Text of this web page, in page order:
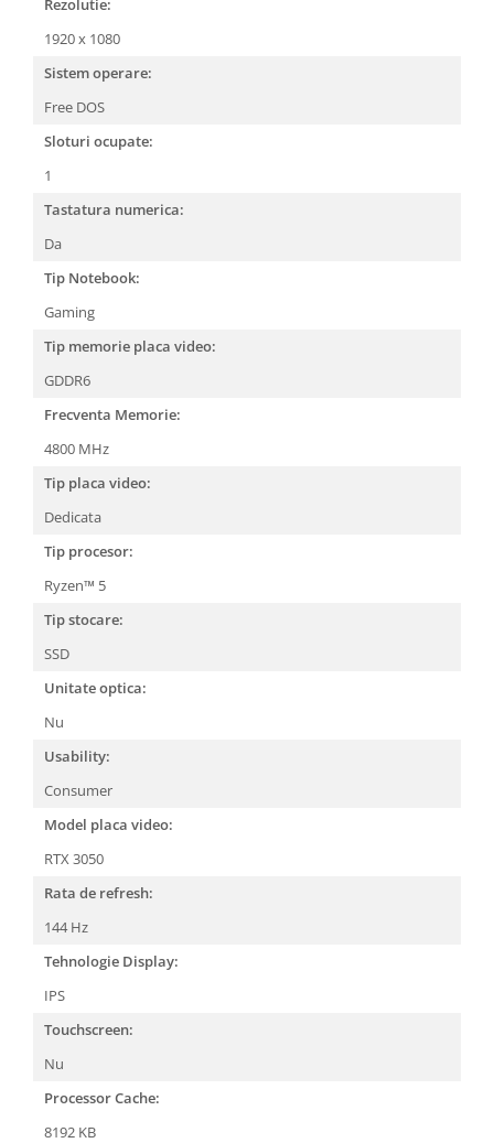
Rezolutie:
1920 x 1080
Sistem operare:
Free DOS
Sloturi ocupate:
1
Tastatura numerica:
Da
Tip Notebook:
Gaming
Tip memorie placa video:
GDDR6
Frecventa Memorie:
4800 MHz
Tip placa video:
Dedicata
Tip procesor:
Ryzen™ 5
Tip stocare:
SSD
Unitate optica:
Nu
Usability:
Consumer
Model placa video:
RTX 3050
Rata de refresh:
144 Hz
Tehnologie Display:
IPS
Touchscreen:
Nu
Processor Cache:
8192 KB